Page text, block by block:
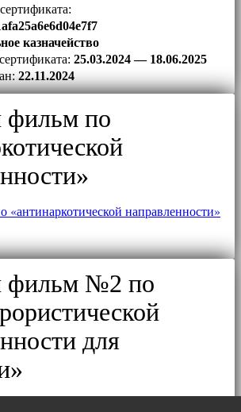
казначейство
25.03.2024 — 18.06.2025
22.11.2024
по
направленности»
фильм №2 по
для